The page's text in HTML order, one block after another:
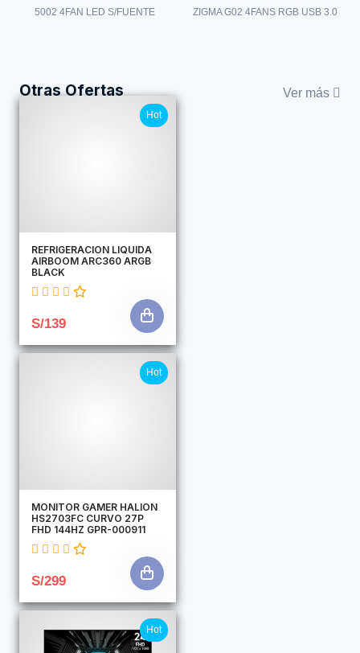
5002 4FAN LED S/FUENTE
ZIGMA G02 4FANS RGB USB 3.0
Otras Ofertas Ver más
Hot
REFRIGERACION LIQUIDA
AIRBOOM ARC360 ARGB
BLACK
S/139
Hot
MONITOR GAMER HALION
HS2703FC CURVO 27P
FHD 144HZ GPR-000911
S/299
Hot